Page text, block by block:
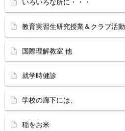
いろいろな所に・・・
教育実習生研究授業＆クラブ活動
国際理解教室 他
就学時健診
学校の廊下には、
稲をお米